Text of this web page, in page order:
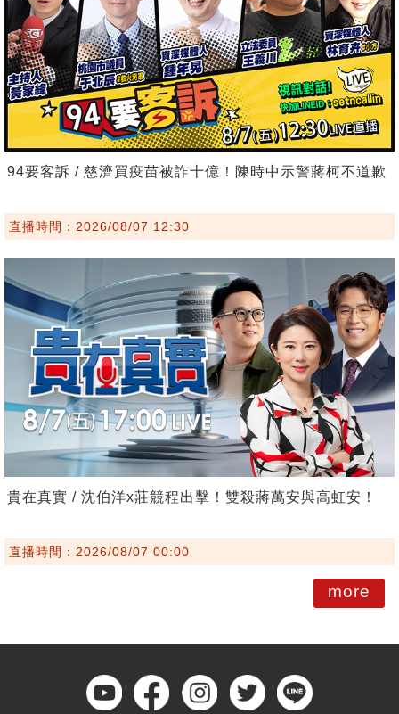
94要客訴 / 慈濟買疫苗被詐十億！陳時中示警蔣柯不道歉
直播時間：2026/08/07 12:30
貴在真實 / 沈伯洋x莊競程出擊！雙殺蔣萬安與高虹安！
直播時間：2026/08/07 00:00
more